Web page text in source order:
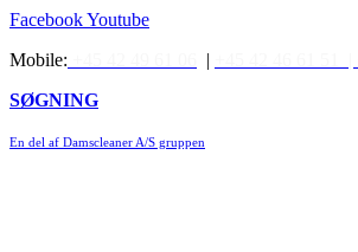
Videre
indhold
FacebookYoutube
Mobile:
|
SØGNING
En del af Damscleaner A/S gruppen